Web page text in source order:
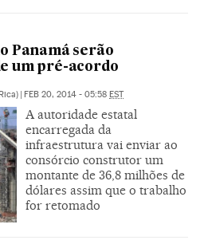
Panamá serão
um pré-acordo
FEB 20, 2014 - 05:58 EST
A autoridade estatal
encarregada da
infraestrutura vai enviar ao
consórcio construtor um
montante de 36,8 milhões de
dólares assim que o trabalho
for retomado